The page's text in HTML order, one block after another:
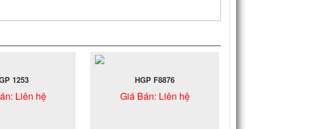
1253
Liên hệ
HGP F8876
Giá Bán: Liên hệ